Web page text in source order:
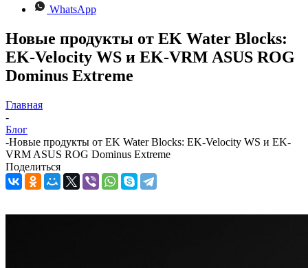
WhatsApp
Новые продукты от EK Water Blocks:
EK-Velocity WS и EK-VRM ASUS ROG
Dominus Extreme
Главная
-
Блог
-Новые продукты от EK Water Blocks: EK-Velocity WS и EK-
VRM ASUS ROG Dominus Extreme
Поделиться